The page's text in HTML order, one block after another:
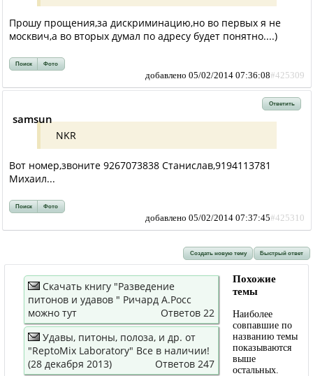
Прошу прощения,за дискриминацию,но во первых я не
москвич,а во вторых думал по адресу будет понятно....)
Поиск Фото
добавлено 05/02/2014 07:36:08#425309
Ответить
samsun
NKR
Вот номер,звоните 9267073838 Станислав,9194113781
Михаил...
Поиск Фото
добавлено 05/02/2014 07:37:45#425310
Создать новую тему Быстрый ответ
Скачать книгу "Разведение
питонов и удавов " Ричард А.Росс
можно тут
Ответов 22
Удавы, питоны, полоза, и др. от
"RеptoMix Laboratory" Все в наличии!
(28 декабря 2013)
Ответов 247
Похожие
темы
Наиболее
совпавшие по
названию темы
показываются
выше
остальных.